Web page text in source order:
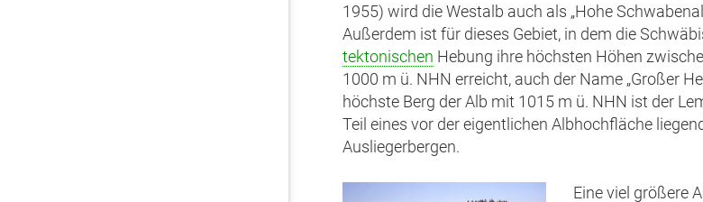
1955) wird die Westalb auch als „Hohe
Außerdem ist für dieses Gebiet, in dem die
tektonischen Hebung ihre höchsten Höhen
1000 m ü. NHN erreicht, auch der Name „Großer
höchste Berg der Alb mit 1015 m ü. NHN ist der
Teil eines vor der eigentlichen Albhochfläche
Ausliegerbergen.
Eine viel größere